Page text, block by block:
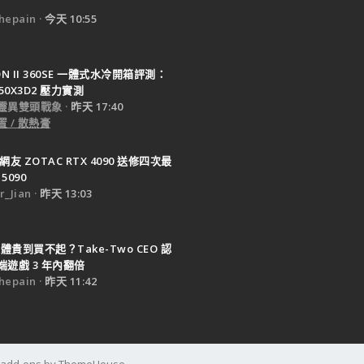
今天 10:55
II 360SE 一體式水冷開箱評測：
壓力實測
異雙頭戰象
昨天 17:40
/ 散熱膏
友 ZOTAC RTX 4090 送修四次最
昨天 13:03
貴到買不起？Take-Two CEO 認
遊戲 3 年內翻倍
昨天 11:42